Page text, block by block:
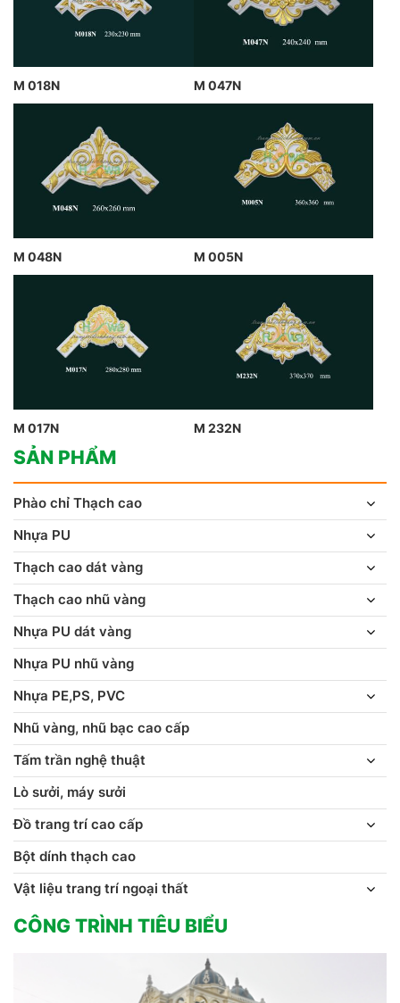
M 018N M 047N
M 048N M 005N
M 017N M 232N
SẢN PHẨM
Phào chỉ Thạch cao
Nhựa PU
Thạch cao dát vàng
Thạch cao nhũ vàng
Nhựa PU dát vàng
Nhựa PU nhũ vàng
Nhựa PE,PS, PVC
Nhũ vàng, nhũ bạc cao cấp
Tấm trần nghệ thuật
Lò sưởi, máy sưởi
Đồ trang trí cao cấp
Bột dính thạch cao
Vật liệu trang trí ngoại thất
CÔNG TRÌNH TIÊU BIỂU